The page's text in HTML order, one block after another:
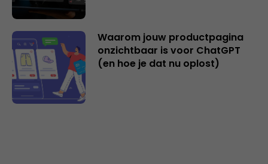
Waarom jouw productpagina
onzichtbaar is voor ChatGPT
(en hoe je dat nu oplost)